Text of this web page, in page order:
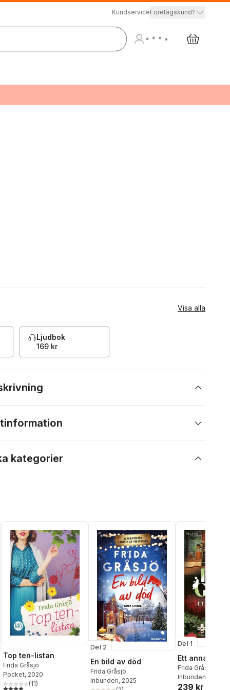
KundserviceFöretagskund?
Visa alla
Ljudbok
169 kr
kategorier
Top ten-listan
Frida Gråsjö
Pocket, 2020
3,9utav 5 stjärnor. Totalt antal röster:
(11)
Del 2
En bild av död
Frida Gråsjö
Inbunden, 2025
Del 1
Ett annat ord
Frida Gråsjö
Inbunden
239 kr